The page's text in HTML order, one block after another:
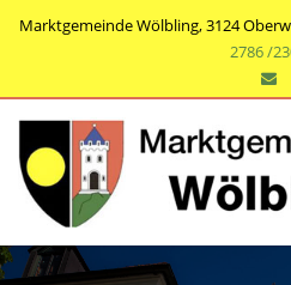
Marktgemeinde Wölbling, 3124
2786 /